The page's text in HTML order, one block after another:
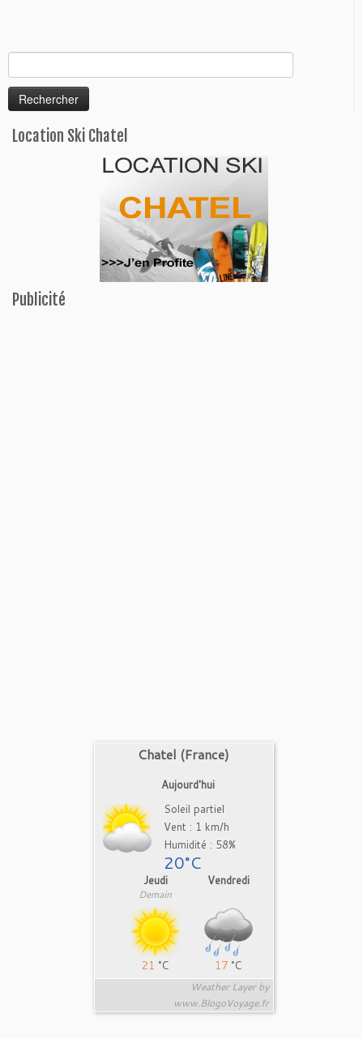
Location Ski Chatel
Publicité
Chatel (France)
Aujourd'hui
Soleil partiel
Vent : 1 km/h
Humidité : 58%
20°C
Jeudi
Demain
21 °C
Vendredi
17 °C
Weather Layer by
www.BlogoVoyage.fr